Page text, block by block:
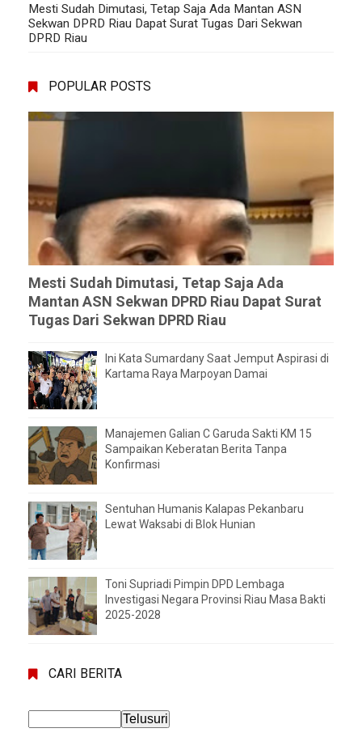
Mesti Sudah Dimutasi, Tetap Saja Ada Mantan ASN
Sekwan DPRD Riau Dapat Surat Tugas Dari Sekwan
DPRD Riau
POPULAR POSTS
Mesti Sudah Dimutasi, Tetap Saja Ada
Mantan ASN Sekwan DPRD Riau Dapat Surat
Tugas Dari Sekwan DPRD Riau
Ini Kata Sumardany Saat Jemput Aspirasi di
Kartama Raya Marpoyan Damai
Manajemen Galian C Garuda Sakti KM 15
Sampaikan Keberatan Berita Tanpa
Konfirmasi
Sentuhan Humanis Kalapas Pekanbaru
Lewat Waksabi di Blok Hunian
Toni Supriadi Pimpin DPD Lembaga
Investigasi Negara Provinsi Riau Masa Bakti
2025-2028
CARI BERITA